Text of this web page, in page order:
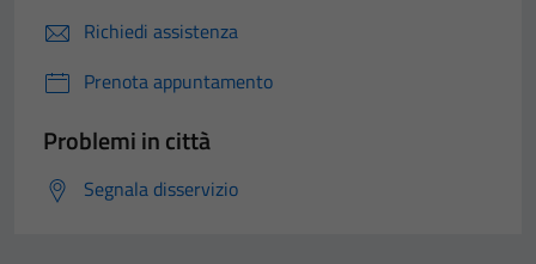
Richiedi assistenza
Prenota appuntamento
Problemi in città
Segnala disservizio